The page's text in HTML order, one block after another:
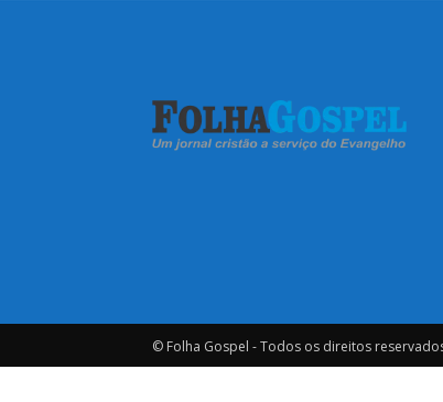
© Folha Gospel - Todos os direitos